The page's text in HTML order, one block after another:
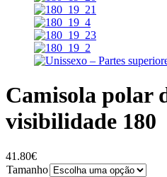
Camisola polar
visibilidade 180
41.80€
Tamanho